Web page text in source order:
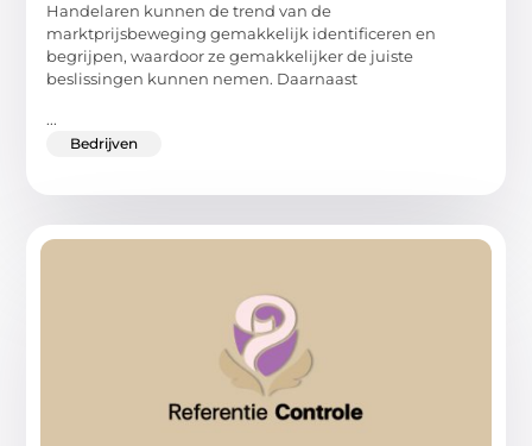
Handelaren kunnen de trend van de
marktprijsbeweging gemakkelijk identificeren en
begrijpen, waardoor ze gemakkelijker de juiste
beslissingen kunnen nemen. Daarnaast
...
Bedrijven